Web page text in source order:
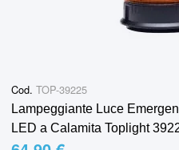
Cod. TOP-39225
Lampeggiante Luce
LED a Calamita Toplight